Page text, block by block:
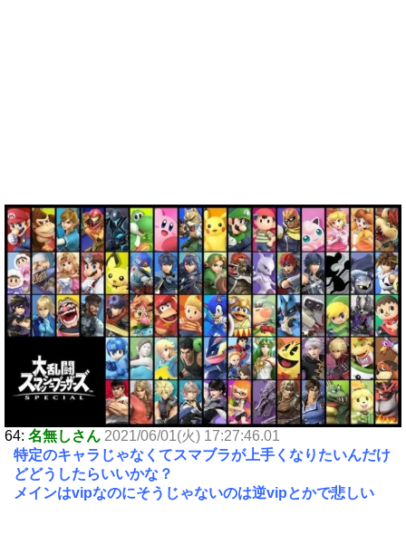
64: 名無しさん 2021/06/01(火) 17:27:46.01
特定のキャラじゃなくてスマブラが上手くなりたいんだけ
どどうしたらいいかな？
メインはvipなのにそうじゃないのは逆vipとかで悲しい